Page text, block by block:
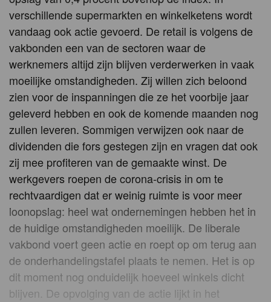
verschillende supermarkten en winkelketens wordt
vandaag ook actie gevoerd. De retail is volgens de
vakbonden een van de sectoren waar de
werknemers altijd zijn blijven verderwerken in vaak
moeilijke omstandigheden. Zij willen zich beloond
zien voor de inspanningen die ze het voorbije jaar
geleverd hebben en ook de komende maanden nog
zullen leveren. Sommigen verwijzen ook naar de
dividenden die fors gestegen zijn en vragen dat ook
zij mee profiteren van de gemaakte winst. De
werkgevers roepen de corona-crisis in om te
rechtvaardigen dat er weinig ruimte is voor meer
loonopslag: heel wat ondernemingen hebben het in
de huidige omstandigheden moeilijk. De liberale
vakbond voert geen actie en roept op om terug aan
de onderhandelingstafel plaats te nemen. Het is op
dit moment nog onduidelijk hoeveel winkels dicht
blijven. De opvolging van de actie lijkt in het